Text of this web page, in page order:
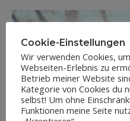
Cookie-Einstellungen
Wir verwenden Cookies,
Webseiten-Erlebnis zu
Betrieb meiner Website
Kategorie von Cookies du
selbst! Um ohne
Funktionen meine Seite